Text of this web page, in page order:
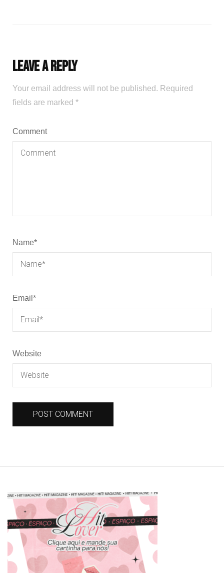
Leave a Reply
Your email address will not be published. Required
fields are marked *
Comment
Name*
Email *
Website